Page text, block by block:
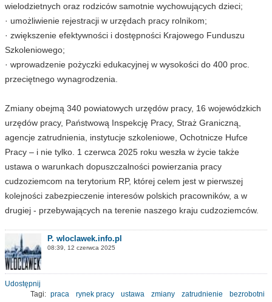
wielodzietnych oraz rodziców samotnie wychowujących dzieci;
· umożliwienie rejestracji w urzędach pracy rolnikom;
· zwiększenie efektywności i dostępności Krajowego Funduszu
Szkoleniowego;
· wprowadzenie pożyczki edukacyjnej w wysokości do 400 proc.
przeciętnego wynagrodzenia.
Zmiany obejmą 340 powiatowych urzędów pracy, 16 wojewódzkich
urzędów pracy, Państwową Inspekcję Pracy, Straż Graniczną,
agencje zatrudnienia, instytucje szkoleniowe, Ochotnicze Hufce
Pracy – i nie tylko. 1 czerwca 2025 roku weszła w życie także
ustawa o warunkach dopuszczalności powierzania pracy
cudzoziemcom na terytorium RP, której celem jest w pierwszej
kolejności zabezpieczenie interesów polskich pracowników, a w
drugiej - przebywających na terenie naszego kraju cudzoziemców.
P. wloclawek.info.pl
08:39, 12 czerwca 2025
Udostępnij
Tagi: praca rynek pracy ustawa zmiany zatrudnienie bezrobotni